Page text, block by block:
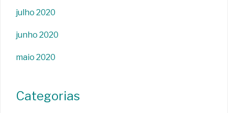
julho 2020
junho 2020
maio 2020
Categorias